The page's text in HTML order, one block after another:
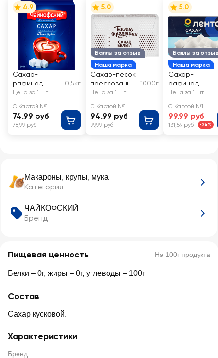
Макароны, крупы, мука
Категория
ЧАЙКОФСКИЙ
Бренд
Пищевая ценность На 100г продукта
Белки – 0г, жиры – 0г, углеводы – 100г
Состав
Сахар кусковой.
Характеристики
Бренд
4.9
Сахар-
рафинад
ЧАЙКОФСКИЙ
0,5кг
Цена за 1 шт
С Картой №1
74,99 руб
78,99 руб
Баллы за отзыв
Наша марка
5.0
Сахар-песок
прессованны
й СВ ТС 1
1000г
Цена за 1 шт
С Картой №1
94,99 руб
99,99 руб
Баллы за отзыв
Наша марка
5.0
Сахар-
рафинад
ЛЕНТА белый
категория
Экстра ГОСТ
Цена за 1 шт
С Картой №1
99,99 руб
131,59 руб -24%